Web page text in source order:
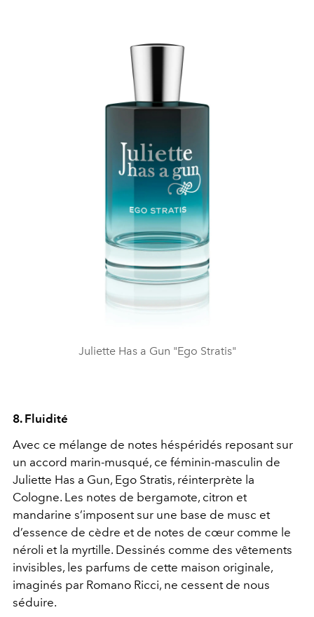
Juliette Has a Gun "Ego Stratis"
8. Fluidité
Avec ce mélange de notes héspéridés reposant sur
un accord marin-musqué, ce féminin-masculin de
Juliette Has a Gun, Ego Stratis, réinterprète la
Cologne. Les notes de bergamote, citron et
mandarine s’imposent sur une base de musc et
d’essence de cèdre et de notes de cœur comme le
néroli et la myrtille. Dessinés comme des vêtements
invisibles, les parfums de cette maison originale,
imaginés par Romano Ricci, ne cessent de nous
séduire.